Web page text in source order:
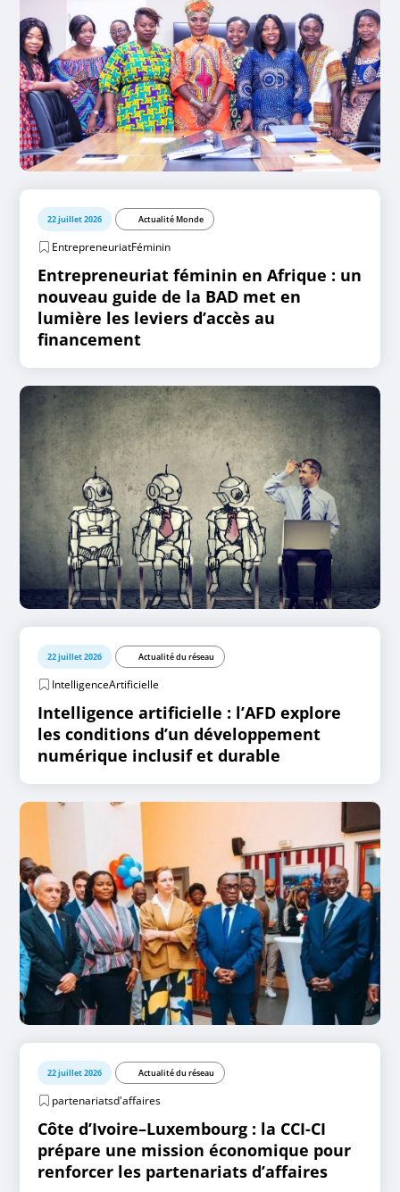
22 juillet 2026 Actualité Monde
EntrepreneuriatFéminin
Entrepreneuriat féminin en Afrique : un
nouveau guide de la BAD met en
lumière les leviers d’accès au
financement
22 juillet 2026 Actualité du réseau
IntelligenceArtificielle
Intelligence artificielle : l’AFD explore
les conditions d’un développement
numérique inclusif et durable
22 juillet 2026 Actualité du réseau
partenariatsd'affaires
Côte d’Ivoire–Luxembourg : la CCI-CI
prépare une mission économique pour
renforcer les partenariats d’affaires